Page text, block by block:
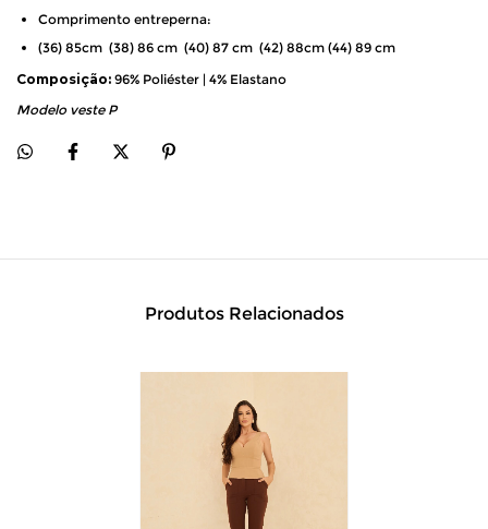
Comprimento entreperna:
(36) 85cm (38) 86 cm (40) 87 cm (42) 88cm (44) 89 cm
Composição: 96% Poliéster | 4% Elastano
Modelo veste P
Produtos Relacionados